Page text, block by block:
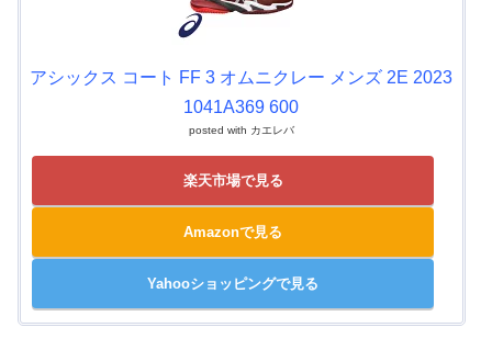
アシックス コート FF 3 オムニクレー メンズ 2E 2023
1041A369 600
posted with カエレバ
楽天市場で見る
Amazonで見る
Yahooショッピングで見る